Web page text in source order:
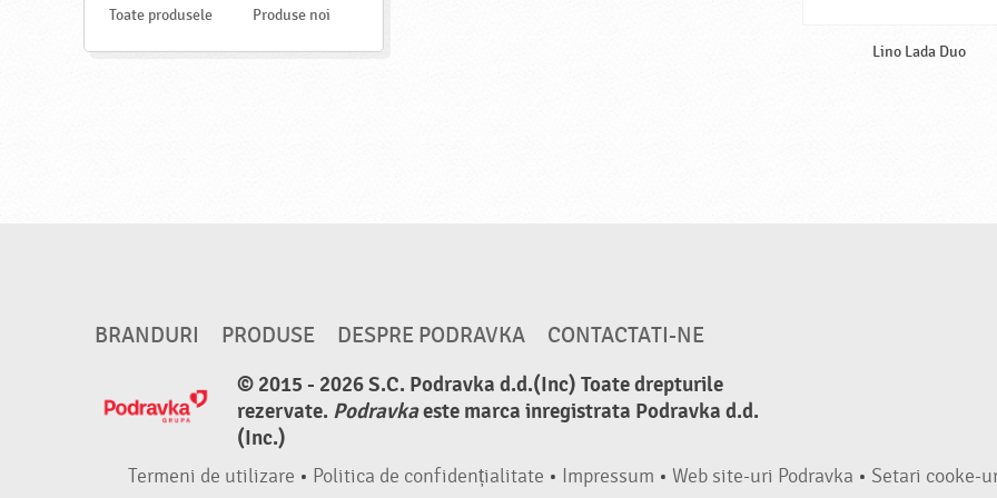
e
Toate produsele Produse noi
Lino Lada Duo
BRANDURI PRODUSE DESPRE PODRAVKA
CONTACTATI-NE
© 2015 - 2026 S.C. Podravka d.d.(Inc) Toate drepturile
rezervate. Podravkaeste marca inregistrata Podravka d.d.
(Inc.)
Termeni de utilizare • Politica de confidențialitate • Impressum • Web site-uri Podravka • Setari cooke-